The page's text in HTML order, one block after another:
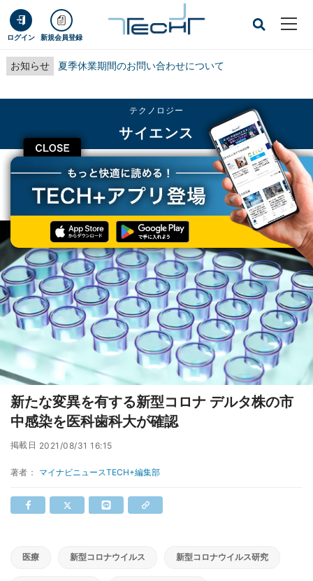
ログイン 新規会員登録
お知らせ 夏季休業期間のお問い合わせについて
CLOSE
テクノロジー
サイエンス
TECH+ テクノロジー
サイエンス
新たな変異を有する新型コロナ デルタ株の市中感染を医科歯科大が確認
新たな変異を有する新型コロナ デルタ株の市
中感染を医科歯科大が確認
掲載日 2021/08/31 16:15
著者： マイナビニュースTECH+編集部
医療 新型コロナウイルス 新型コロナウイルス研究